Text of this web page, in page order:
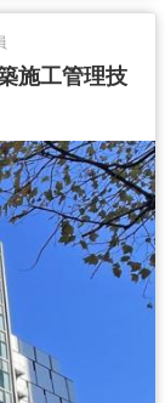
施工管理技